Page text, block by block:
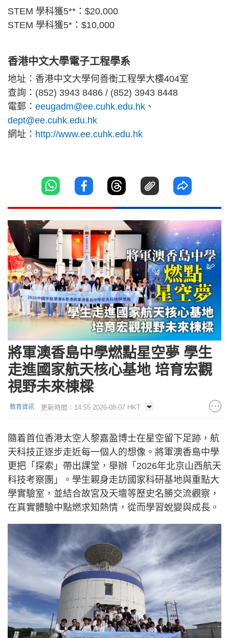
STEM 學科獲5**：$20,000
STEM 學科獲5*：$10,000
香港中文大學電子工程學系
地址：香港中文大學何善衡工程學大樓404室
查詢：(852) 3943 8486 / (852) 3943 8448
電郵： eeugadm@ee.cuhk.edu.hk 、
dept@ee.cuhk.edu.hk
網址： http://www.ee.cuhk.edu.hk
將軍澳香島中學燃點星空夢 學生
走進國家航天核心基地 培育宏觀
視野未來棟樑
教育資訊 更新時間：14:55 2026-08-07 HKT
隨着首位香港太空人黎嘉盈博士在星空留下足跡，航
天科技正逐步走近每一個人的想像。將軍澳香島中學
更把「探索」帶出課堂，舉辦「2026年北京山西航天
科技考察團」。學生親身走訪國家科研基地與重點大
學實驗室，並結合故宮及天壇等歷史名勝交流觀察，
在真實體驗中點燃求知熱情，從而學習蛻變與成長。